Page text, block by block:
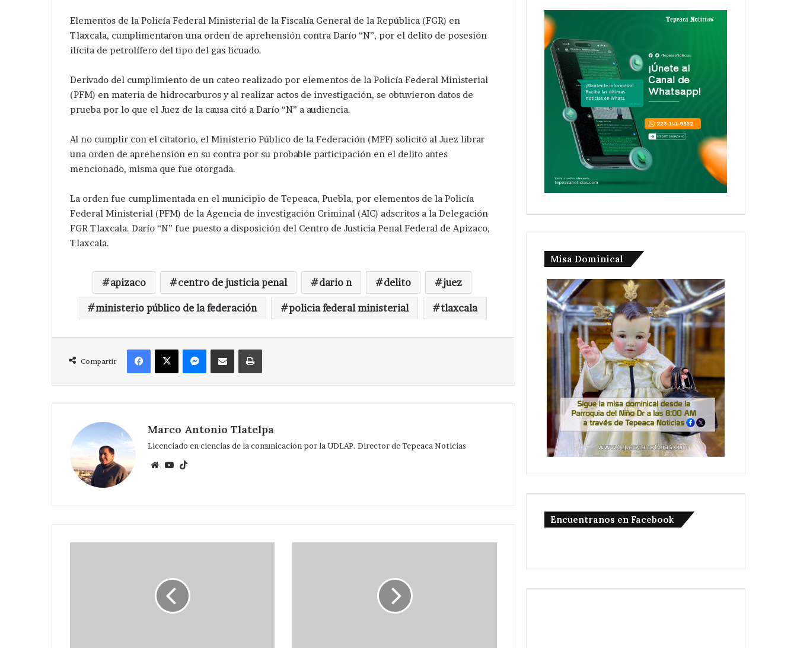
Elementos de la Policía Federal Ministerial de la Fiscalía General de la República (FGR) en
Tlaxcala, cumplimentaron una orden de aprehensión contra Darío “N”, por el delito de posesión
ilícita de petrolífero del tipo del gas licuado.
Derivado del cumplimiento de un cateo realizado por elementos de la Policía Federal Ministerial
(PFM) en materia de hidrocarburos y al realizar actos de investigación, se obtuvieron datos de
prueba por lo que el Juez de la causa citó a Darío “N” a audiencia.
Al no cumplir con el citatorio, el Ministerio Público de la Federación (MPF) solicitó al Juez librar
una orden de aprehensión en su contra por su probable participación en el delito antes
mencionado, misma que fue otorgada.
La orden fue cumplimentada en el municipio de Tepeaca, Puebla, por elementos de la Policía
Federal Ministerial (PFM) de la Agencia de investigación Criminal (AIC) adscritos a la Delegación
FGR Tlaxcala. Darío “N” fue puesto a disposición del Centro de Justicia Penal Federal de Apizaco,
Tlaxcala.
apizaco centro de justicia penal dario n delito juez
ministerio público de la federación policia federal ministerial tlaxcala
Compartir
Facebook
X MessengerCompartir via CorreoImprimir
Marco Antonio Tlatelpa
Licenciado en ciencias de la comunicación por la UDLAP. Director de Tepeaca Noticias
WebsiteYouTube
Misa Dominical
Encuentranos en Facebook